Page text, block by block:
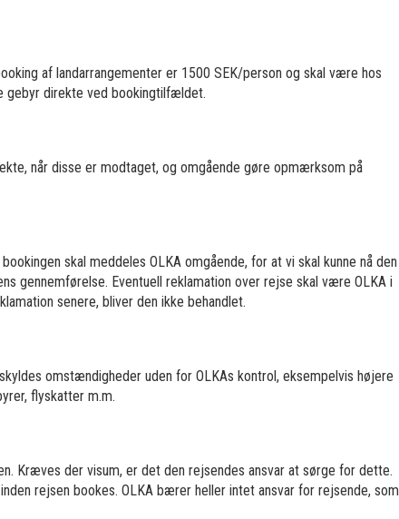
af landarrangementer er 1500 SEK/person og skal være hos
gebyr direkte ved bookingtilfældet.
når disse er modtaget, og omgående gøre opmærksom på
skal meddeles OLKA omgående, for at vi skal kunne nå den
gennemførelse. Eventuell reklamation over rejse skal være OLKA i
senere, bliver den ikke behandlet.
omstændigheder uden for OLKAs kontrol, eksempelvis højere
flyskatter m.m.
Kræves der visum, er det den rejsendes ansvar at sørge for dette.
rejsen bookes. OLKA bærer heller intet ansvar for rejsende, som